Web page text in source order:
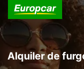
Alquiler de